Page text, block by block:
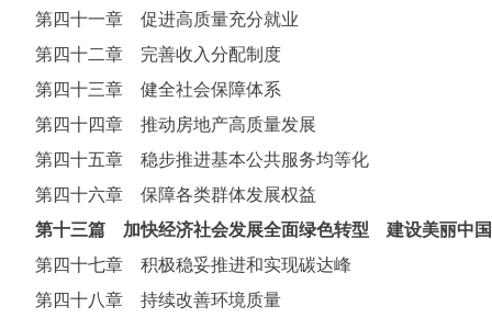
第四十一章 促进高质量充分就业
第四十二章 完善收入分配制度
第四十三章 健全社会保障体系
第四十四章 推动房地产高质量发展
第四十五章 稳步推进基本公共服务均等化
第四十六章 保障各类群体发展权益
第十三篇 加快经济社会发展全面绿色转型 建设美丽中国
第四十七章 积极稳妥推进和实现碳达峰
第四十八章 持续改善环境质量